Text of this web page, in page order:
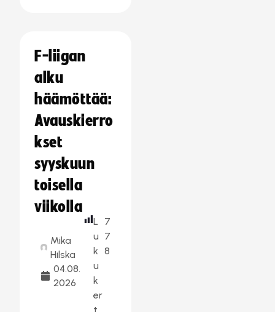
F-liigan
alku
häämöttää:
Avauskierro
kset
syyskuun
toisella
viikolla
Mika
Hilska
04.08.
2026
L
u
k
u
k
er
7
7
8